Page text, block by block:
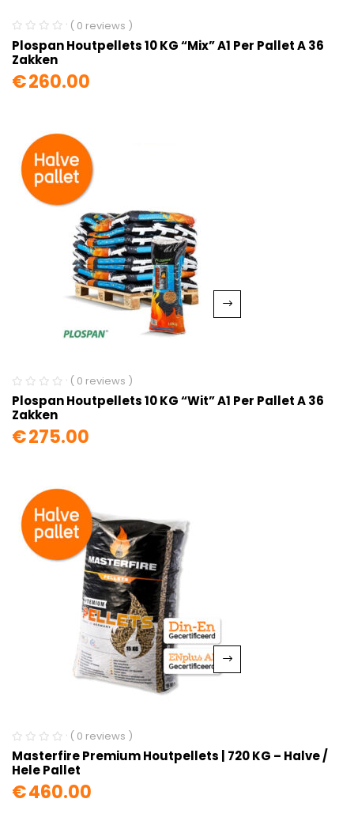
( 0 reviews )
Plospan Houtpellets 10 KG “Mix” A1 Per Pallet A 36
Zakken
€260.00
( 0 reviews )
Plospan Houtpellets 10 KG “wit” A1 Per Pallet A 36
Zakken
€275.00
( 0 reviews )
Masterfire Premium Houtpellets | 720 KG – Halve /
Hele Pallet
€460.00